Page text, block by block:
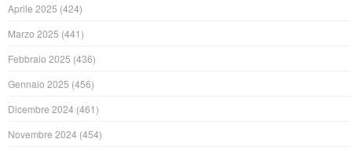
Aprile 2025 (424)
Marzo 2025 (441)
Febbraio 2025 (436)
Gennaio 2025 (456)
Dicembre 2024 (461)
Novembre 2024 (454)